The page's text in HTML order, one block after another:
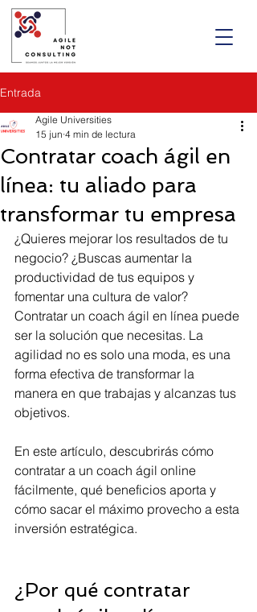
Entrada
Contratar coach ágil en
línea: tu aliado para
transformar tu empresa
Agile Universities
15 jun 4 min de lectura
¿Quieres mejorar los resultados de tu
negocio? ¿Buscas aumentar la
productividad de tus equipos y
fomentar una cultura de valor?
Contratar un coach ágil en línea puede
ser la solución que necesitas. La
agilidad no es solo una moda, es una
forma efectiva de transformar la
manera en que trabajas y alcanzas tus
objetivos.
En este artículo, descubrirás cómo
contratar a un coach ágil online
fácilmente, qué beneficios aporta y
cómo sacar el máximo provecho a esta
inversión estratégica.
¿Por qué contratar